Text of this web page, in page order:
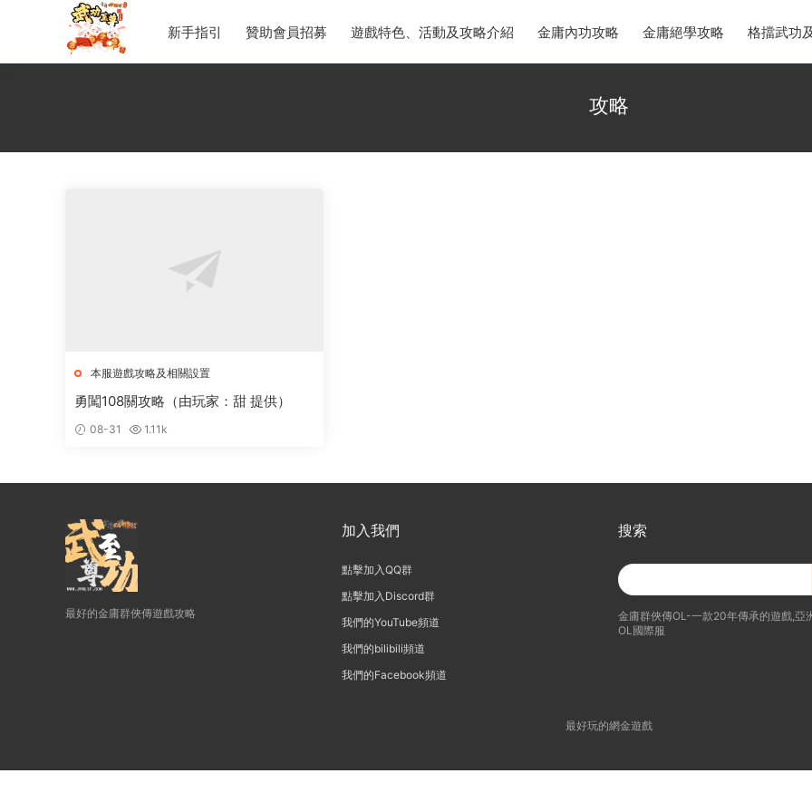
新手指引 贊助會員招募 遊戲特色、活動及攻略介紹 金庸內功攻略 金庸絕學攻略 格擋武功
攻略
本服遊戲攻略及相關設置
勇闖108關攻略（由玩家：甜 提供）
08-31 1.11k
最好的金庸群俠傳遊戲攻略
加入我們
點擊加入QQ群
點擊加入Discord群
我們的YouTube頻道
我們的bilibili頻道
我們的Facebook頻道
搜索
金庸群俠傳OL-一款20年傳承的遊戲,亞
OL國際服
最好玩的網金遊戲